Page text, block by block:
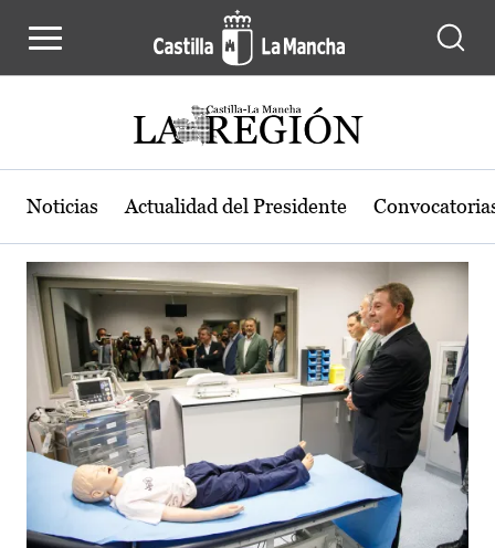
Actualidad de la región de Castilla-
Noticias Actualidad del Presidente